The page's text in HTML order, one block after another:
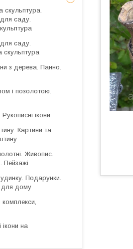
скульптура.
саду.
саду.
скульптура
з дерева. Панно.
і позолотою.
Рукописні ікони
Картини та
Живопис.
Пейзажі
Подарунки.
для дому
комплекси,
на